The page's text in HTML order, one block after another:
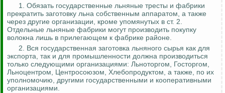
1. Обязать государственные льняные тресты и фабрики
прекратить заготовку льна собственным аппаратом, а также
через другие организации, кроме упомянутых в ст. 2.
Отдельные льняные фабрики могут производить покупку
волокна лишь в прилегающем к фабрике районе.
2. Вся государственная заготовка льняного сырья как для
экспорта, так и для промышленности должна производиться
только следующими организациями: Льноторгом, Госторгом,
Льноцентром, Центросоюзом, Хлебопродуктом, а также, по их
уполномочию, другими государственными и кооперативными
организациями.